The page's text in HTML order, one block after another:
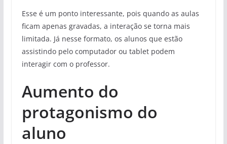
Esse é um ponto interessante, pois quando as aulas
ficam apenas gravadas, a interação se torna mais
limitada. Já nesse formato, os alunos que estão
assistindo pelo computador ou tablet podem
interagir com o professor.
Aumento do
protagonismo do
aluno